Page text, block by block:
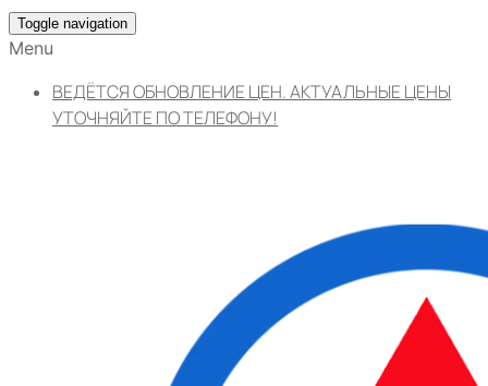
Toggle navigation
Menu
ВЕДЁТСЯ ОБНОВЛЕНИЕ ЦЕН. АКТУАЛЬНЫЕ ЦЕНЫ
УТОЧНЯЙТЕ ПО ТЕЛЕФОНУ!